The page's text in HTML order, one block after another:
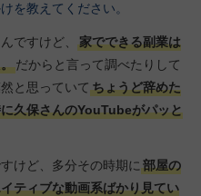
を教えてください。
ですけど、
家でできる副業は
だからと言って調べたりして
と思っていて ちょうど辞めた
久保さんのYouTubeがパッと
けど、多分その時期に 部屋の
ティブな動画系ばかり見てい